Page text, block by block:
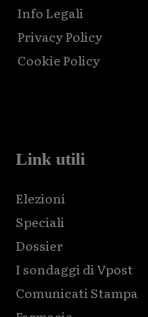
Info Legali
Privacy Policy
Cookie Policy
Link utili
Elezioni
Speciali
Dossier
I sondaggi di Vpost
Comunicati Stampa